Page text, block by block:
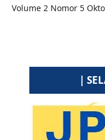
Volume 2 Nomor 5
|